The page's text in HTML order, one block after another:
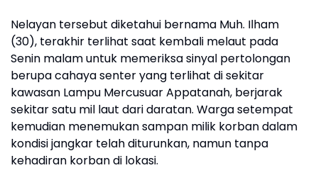
Nelayan tersebut diketahui bernama Muh. Ilham
(30), terakhir terlihat saat kembali melaut pada
Senin malam untuk memeriksa sinyal pertolongan
berupa cahaya senter yang terlihat di sekitar
kawasan Lampu Mercusuar Appatanah, berjarak
sekitar satu mil laut dari daratan. Warga setempat
kemudian menemukan sampan milik korban dalam
kondisi jangkar telah diturunkan, namun tanpa
kehadiran korban di lokasi.